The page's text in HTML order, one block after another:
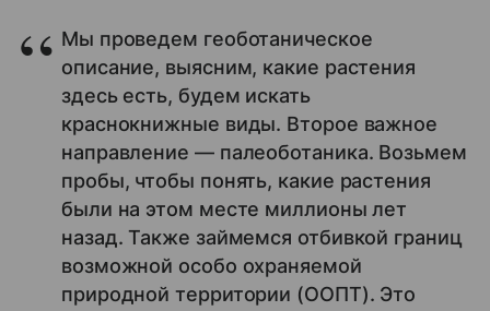
Мы проведем геоботаническое
описание, выясним, какие растения
здесь есть, будем искать
краснокнижные виды. Второе важное
направление — палеоботаника. Возьмем
пробы, чтобы понять, какие растения
были на этом месте миллионы лет
назад. Также займемся отбивкой границ
возможной особо охраняемой
природной территории (ООПТ). Это